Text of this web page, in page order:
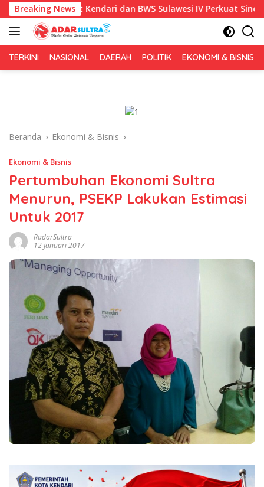
Langsung
ke
konten
Breaking News
Kendari dan BWS Sulawesi IV Perkuat Sinergi Jaga
TERKINI NASIONAL DAERAH POLITIK EKONOMI & BISNIS
Beranda Ekonomi & Bisnis
Ekonomi & Bisnis
Pertumbuhan Ekonomi Sultra
Menurun, PSEKP Lakukan Estimasi
Untuk 2017
RadarSultra
12 Januari 2017